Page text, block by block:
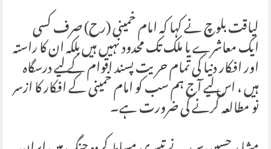
لیاقت بلوچ نے کہا کہ امام خمینی (رح) صرف کسی
ایک معاشرے یا ملک تک محدود نہیں ہیں بلکہ ان کا راستہ
اور افکار دنیا کی تمام حریت پسند اقوام کے لیے درسگاہ
ہیں ، اس لیے آج ہم سب کو امام خمینی کے افکار کا ازسر
نو مطالعہ کرنے کی ضرورت ہے۔